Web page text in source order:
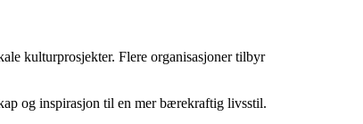
kulturprosjekter. Flere organisasjoner tilbyr
og inspirasjon til en mer bærekraftig livsstil.